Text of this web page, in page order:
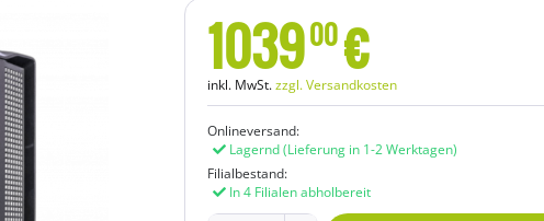
103900€
inkl. MwSt.zzgl. Versandkosten
Onlineversand:
Lagernd(Lieferung in 1-2 Werktagen)
Filialbestand:
In 4 Filialen abholbereit